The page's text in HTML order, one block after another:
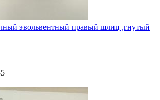
эвольвентный правый шлиц ,гнутый